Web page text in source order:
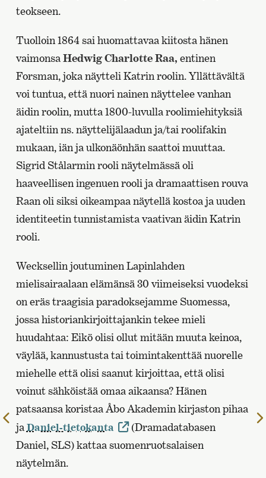
teokseen.
Tuolloin 1864 sai huomattavaa kiitosta hänen
vaimonsaHedwig Charlotte Raa, entinen
Forsman, joka näytteli Katrin roolin. Yllättävältä
voi tuntua, että nuori nainen näyttelee vanhan
äidin roolin, mutta 1800-luvulla roolimiehityksiä
ajateltiin ns. näyttelijälaadun ja/tai roolifakin
mukaan, iän ja ulkonäönhän saattoi muuttaa.
Sigrid Stålarmin rooli näytelmässä oli
haaveellisen ingenuen rooli ja dramaattisen rouva
Raan oli siksi oikeampaa näytellä kostoa ja uuden
identiteetin tunnistamista vaativan äidin Katrin
rooli.
Wecksellin joutuminen Lapinlahden
mielisairaalaan elämänsä 30 viimeiseksi vuodeksi
on eräs traagisia paradoksejamme Suomessa,
jossa historiankirjoittajankin tekee mieli
huudahtaa: Eikö olisi ollut mitään muuta keinoa,
väylää, kannustusta tai toimintakenttää nuorelle
miehelle että olisi saanut kirjoittaa, että olisi
voinut sähköistää omaa aikaansa? Hänen
patsaansa koristaa Åbo Akademin kirjaston pihaa
jaDaniel-tietokanta
(Dramadatabasen
Daniel, SLS) kattaa suomenruotsalaisen
näytelmän.
Edelliselle
sivulle